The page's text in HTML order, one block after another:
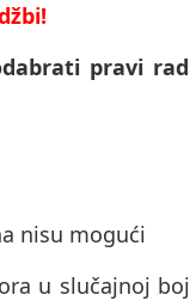
pravi
nisu mogući
u slučajnoj